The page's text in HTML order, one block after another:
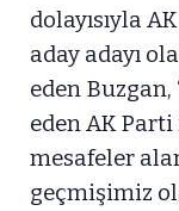
dolayısıyla
aday adayı
eden Buzgan,
eden AK
mesafeler
geçmişimiz